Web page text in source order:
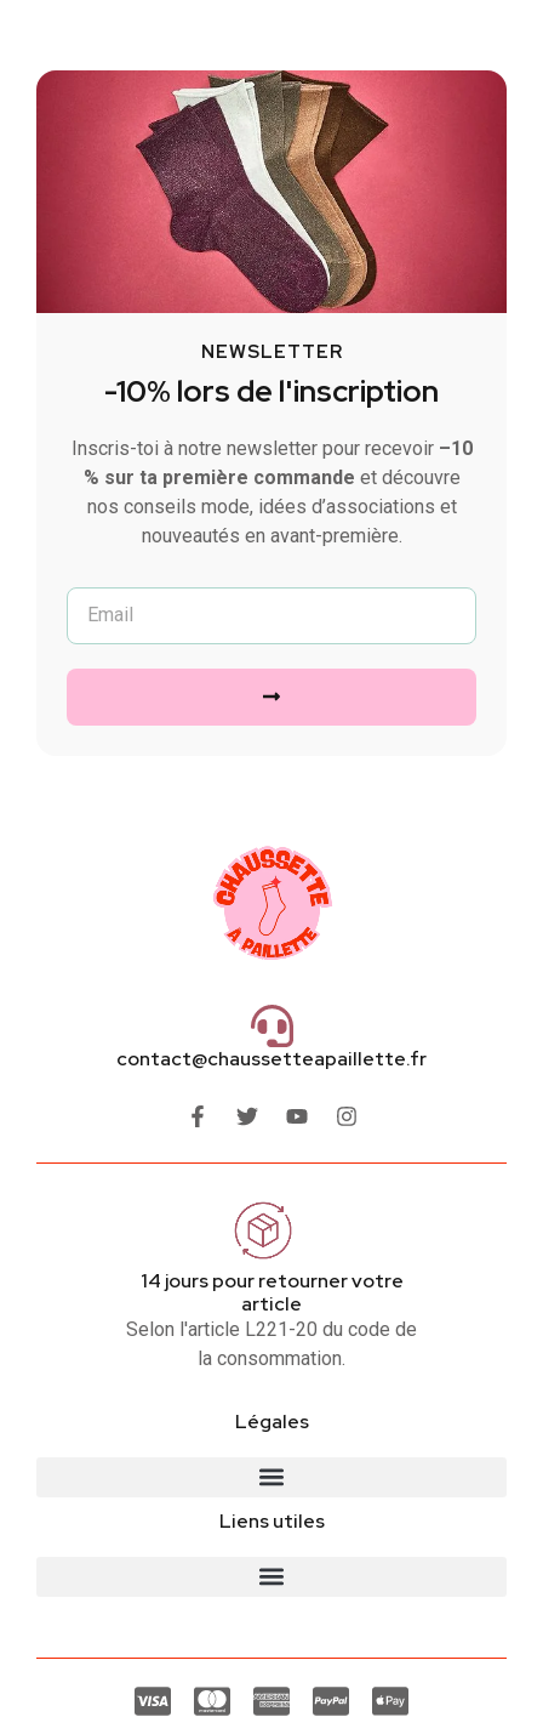
NEWSLETTER
-10% lors de l'inscription
Inscris-toi à notre newsletter pour recevoir –10
% sur ta première commande et découvre
nos conseils mode, idées d’associations et
nouveautés en avant-première.
contact@chaussetteapaillette.fr
14 jours pour retourner votre
article
Selon l'article L221-20 du code de
la consommation.
Légales
Liens utiles